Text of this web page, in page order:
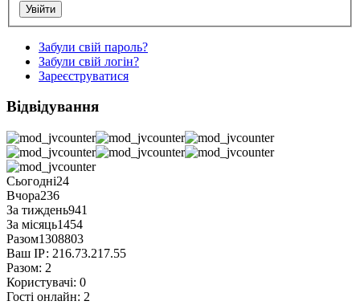
Забули свій пароль?
Забули свій логін?
Зареєструватися
Відвідування
Сьогодні24
Вчора236
За тиждень941
За місяць1454
Разом1308803
Ваш ІР: 216.73.217.55
Разом: 2
Користувачі: 0
Гості онлайн: 2